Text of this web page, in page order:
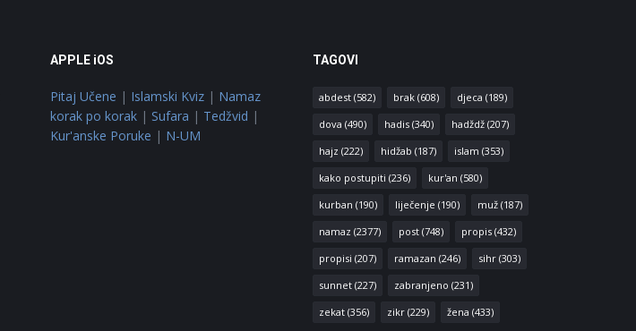
APPLE iOS
Pitaj Učene | Islamski Kviz | Namaz
korak po korak | Sufara | Tedžvid |
Kur'anske Poruke | N-UM
TAGOVI
abdest(582) brak(608) djeca (189)
dova (490) hadis(340) hadždž(207)
hajz (222) hidžab (187) islam (353)
kako postupiti (236) kur'an (580)
kurban (190) liječenje (190) muž(187)
namaz (2377) post(748) propis(432)
propisi (207) ramazan (246) sihr(303)
sunnet(227) zabranjeno (231)
zekat(356) zikr(229) žena (433)